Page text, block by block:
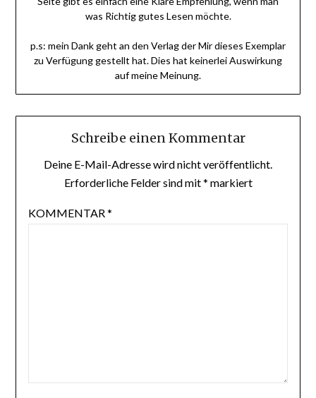
was Richtig gutes Lesen möchte.
p.s: mein Dank geht an den Verlag der Mir dieses Exemplar
zu Verfügung gestellt hat. Dies hat keinerlei Auswirkung
auf meine Meinung.
Schreibe einen Kommentar
Deine E-Mail-Adresse wird nicht veröffentlicht.
Erforderliche Felder sind mit* markiert
KOMMENTAR*